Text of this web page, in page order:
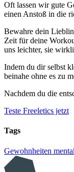
Oft lassen wir gute
einen Anstoß in die
Bewahre dein
Zeit für deine
uns leichter, sie
Indem du dir selbst
beinahe ohne es zu
Nachdem du die
Teste Freeletics jetzt
Tags
Gewohnheiten